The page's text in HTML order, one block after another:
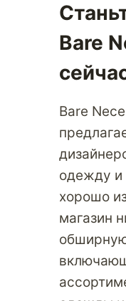
Bare
Bare
одежду и
хорошо
магазин